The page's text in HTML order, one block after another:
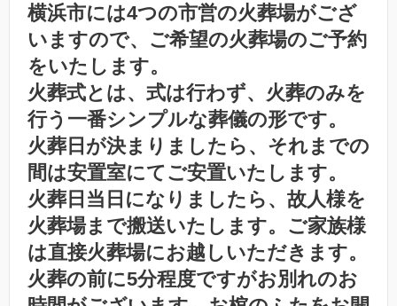
横浜市には4つの市営の火葬場がござ
いますので、ご希望の火葬場のご予約
をいたします。
火葬式とは、式は行わず、火葬のみを
行う一番シンプルな葬儀の形です。
火葬日が決まりましたら、それまでの
間は安置室にてご安置いたします。
火葬日当日になりましたら、故人様を
火葬場まで搬送いたします。ご家族様
は直接火葬場にお越しいただきます。
火葬の前に5分程度ですがお別れのお